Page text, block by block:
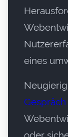
eines